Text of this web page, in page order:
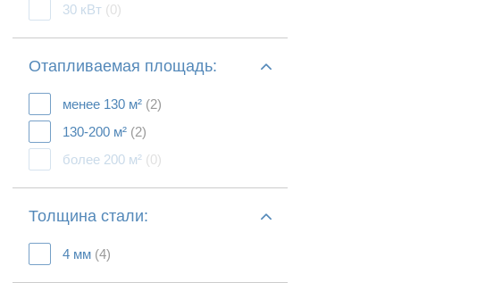
30 кВт (0)
Отапливаемая площадь:
менее 130 м² (2)
130-200 м² (2)
более 200 м² (0)
Толщина стали:
4 мм (4)